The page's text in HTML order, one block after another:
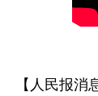
【人民报消